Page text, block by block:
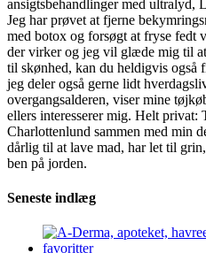
ansigtsbehandlinger med ultralyd,
Jeg har prøvet at fjerne
med botox og forsøgt at fryse fedt
der virker og jeg vil glæde mig til
til skønhed, kan du heldigvis også
jeg deler også gerne lidt
overgangsalderen, viser mine
ellers interesserer mig. Helt privat:
Charlottenlund sammen med min
dårlig til at lave mad, har let til
ben på jorden.
Seneste indlæg